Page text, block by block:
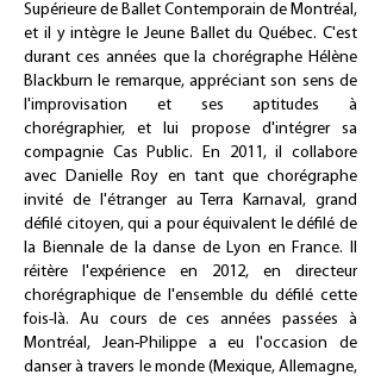
Supérieure de Ballet Contemporain de Montréal,
et il y intègre le Jeune Ballet du Québec. C'est
durant ces années que la chorégraphe Hélène
Blackburn le remarque, appréciant son sens de
l'improvisation et ses aptitudes à
chorégraphier, et lui propose d'intégrer sa
compagnie Cas Public. En 2011, il collabore
avec Danielle Roy en tant que chorégraphe
invité de l'étranger au Terra Karnaval, grand
défilé citoyen, qui a pour équivalent le défilé de
la Biennale de la danse de Lyon en France. Il
réitère l'expérience en 2012, en directeur
chorégraphique de l'ensemble du défilé cette
fois-là. Au cours de ces années passées à
Montréal, Jean-Philippe a eu l'occasion de
danser à travers le monde (Mexique, Allemagne,